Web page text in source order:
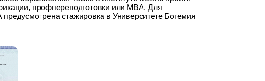
профпереподготовки или MBA. Для
стажировка в Университете Богемия